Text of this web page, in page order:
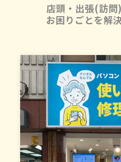
店頭・出張(訪
お困りごとを解